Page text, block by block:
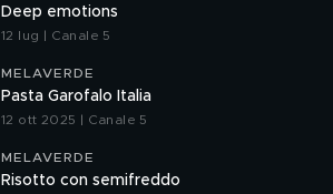
Deep emotions
12 lug | Canale 5
MELAVERDE
Pasta Garofalo Italia
12 ott 2025 | Canale 5
MELAVERDE
Risotto con semifreddo